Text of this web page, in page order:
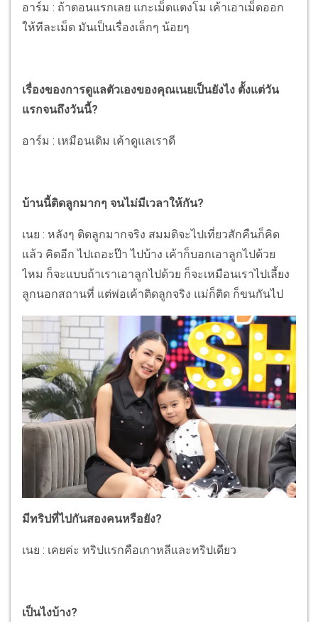
อาร์ม : ถ้าตอนแรกเลย แกะเม็ดแตงโม เค้าเอาเม็ดออก
ให้ทีละเม็ด มันเป็นเรื่องเล็กๆ น้อยๆ
เรื่องของการดูแลตัวเองของคุณเนยเป็นยังไง ตั้งแต่วัน
แรกจนถึงวันนี้?
อาร์ม : เหมือนเดิม เค้าดูแลเราดี
บ้านนี้ติดลูกมากๆ จนไม่มีเวลาให้กัน?
เนย : หลังๆ ติดลูกมากจริง สมมติจะไปเที่ยวสักคืนก็คิด
แล้ว คิดอีก ไปเถอะป๊า ไปบ้าง เค้าก็บอกเอาลูกไปด้วย
ไหม ก็จะแบบถ้าเราเอาลูกไปด้วย ก็จะเหมือนเราไปเลี้ยง
ลูกนอกสถานที่ แต่พ่อเค้าติดลูกจริง แม่ก็ติด ก็ขนกันไป
มีทริปที่ไปกันสองคนหรือยัง?
เนย : เคยค่ะ ทริปแรกคือเกาหลีและทริปเดียว
เป็นไงบ้าง?